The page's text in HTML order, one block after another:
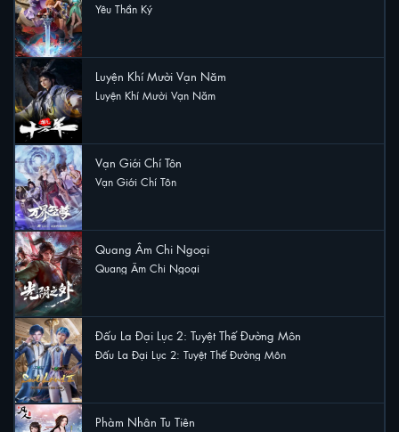
Yêu Thần Ký
Luyện Khí Mười Vạn Năm
Luyện Khí Mười Vạn Năm
Vạn Giới Chí Tôn
Vạn Giới Chí Tôn
Quang Âm Chi Ngoại
Quang Âm Chi Ngoại
Đấu La Đại Lục 2: Tuyệt Thế Đường Môn
Đấu La Đại Lục 2: Tuyệt Thế Đường Môn
Phàm Nhân Tu Tiên